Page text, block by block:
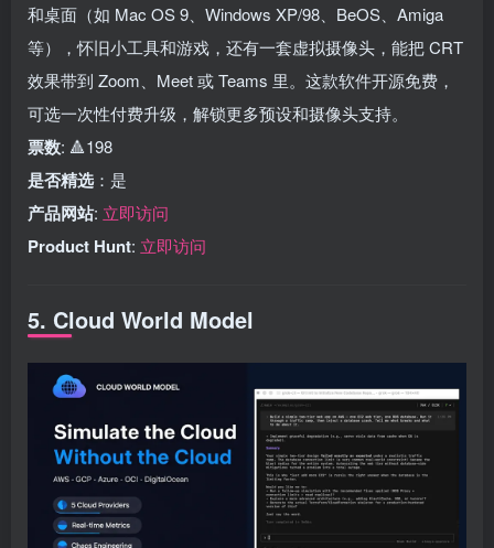
和桌面（如 Mac OS 9、Windows XP/98、BeOS、Amiga
等），怀旧小工具和游戏，还有一套虚拟摄像头，能把 CRT
效果带到 Zoom、Meet 或 Teams 里。这款软件开源免费，
可选一次性付费升级，解锁更多预设和摄像头支持。
票数: 🔺198
是否精选 ：是
产品网站: 立即访问
Product Hunt: 立即访问
5. Cloud World Model